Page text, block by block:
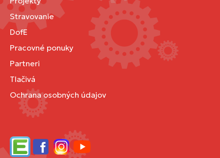
Stravovanie
DofE
Pracovné ponuky
Partneri
Tlačivá
Ochrana osobných údajov
EdupageFacebookInstagram
YouTube